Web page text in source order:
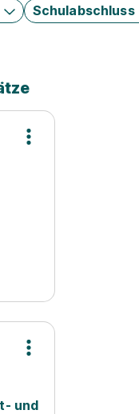
Schulabschluss
und